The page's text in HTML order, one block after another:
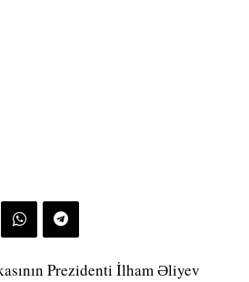
Prezidenti İlham Əliyev